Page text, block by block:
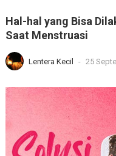
Hal-hal yang Bisa
Saat Menstruasi
Lentera Kecil - 25